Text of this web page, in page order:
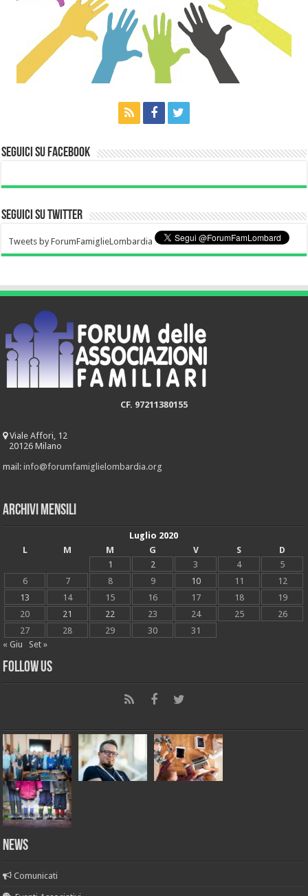
Seguici su Facebook
Seguici su Twitter
Tweets by ForumFamiglieLombardia
CF. 97211380155
Viale Affori, 12
20126 Milano
mail:info@forumfamiglielombardia.org
Archivi mensili
Luglio 2020
L
M M G V S
D
1
2 3 4
5
6
7 8 9 10 11
12
13
14 15 16 17 18
19
20
21 22 23 24 25
26
27
28 29 30
31
« Giu
Set »
Follow Us
News
Comunicati